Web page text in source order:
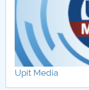
Upit Media